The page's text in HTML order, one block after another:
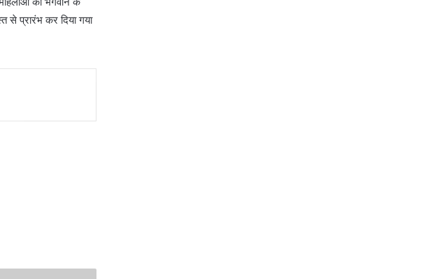
से प्रारंभ कर दिया गया